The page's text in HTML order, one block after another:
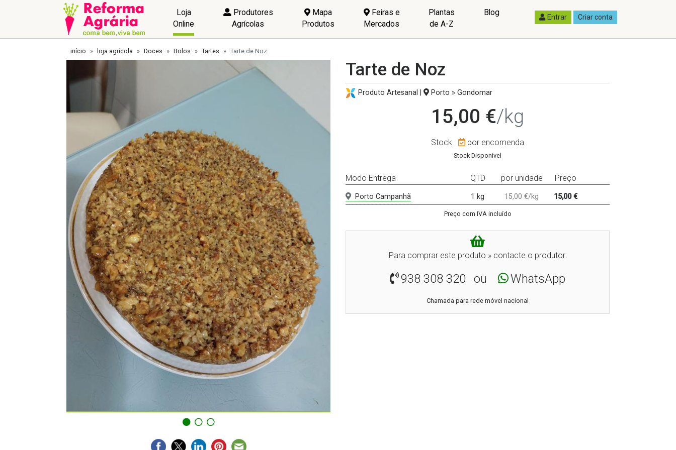
Loja
Online
Produtores
Agrícolas
Mapa
Produtos
Feiras e
Mercados
Plantas
de A-Z
Blog Entrar Criar conta
início loja agrícola Doces Bolos Tartes Tarte de Noz
Tarte de Noz
Produto Artesanal | Porto » Gondomar
15,00 €/kg
Stock por encomenda
Stock Disponível
Modo Entrega QTD por unidade Preço
Porto Campanhã 1 kg 15,00 €/kg 15,00 €
Preço com IVA incluído
Para comprar este produto » contacte o produtor:
938 308 320 ou WhatsApp
Chamada para rede móvel nacional